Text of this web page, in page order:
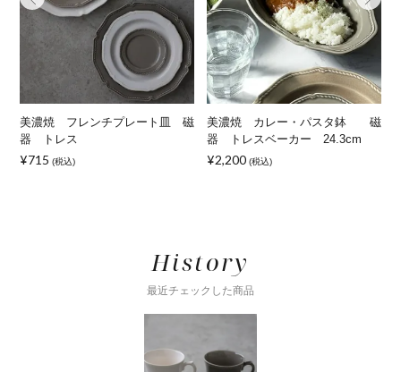
美濃焼 フレンチプレート皿 磁
器 トレス
¥715 (税込)
美濃焼 カレー・パスタ鉢 磁
器 トレスベーカー 24.3cm
¥2,200 (税込)
History
最近チェックした商品